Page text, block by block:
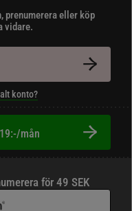
prenumerera eller köp
vidare.
konto?
mån